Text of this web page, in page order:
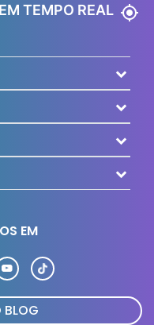
TEMPO REAL my_location
EM
BLOG